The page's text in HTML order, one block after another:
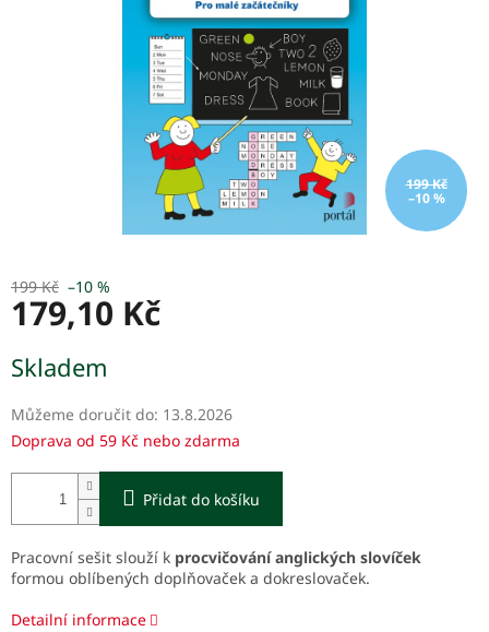
199 Kč
–10 %
199 Kč –10 %
179,10 Kč
cena:
Skladem
Můžeme doručit do: 13.8.2026
Doprava od 59 Kč nebo zdarma
Přidat do košíku
Pracovní sešit slouží k procvičování anglických slovíček
formou oblíbených doplňovaček a dokreslovaček.
Detailní informace